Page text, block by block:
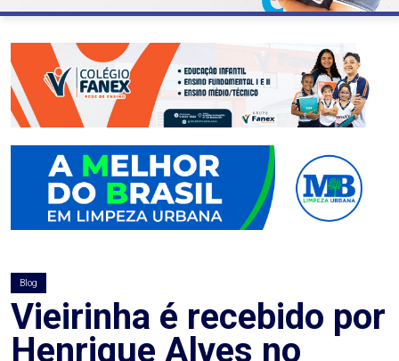
ABASTECIMENTO
AÇÃO
SOCIAL
ADMINISTRAÇÃO
AGOSTO
ALEGRIA
ALRN
Blog
Vieirinha é recebido por
Henrique Alves no